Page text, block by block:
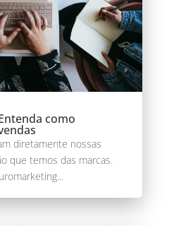
como
diretamente nossas
que temos das marcas.